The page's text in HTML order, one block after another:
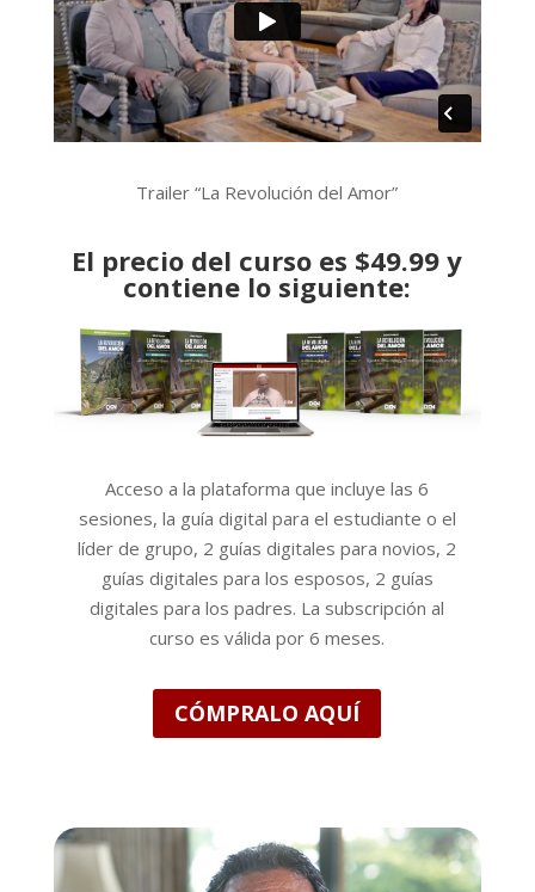
Trailer “La Revolución del Amor”
El precio del curso es $49.99 y
contiene lo siguiente:
Acceso a la plataforma que incluye las 6
sesiones, la guía digital para el estudiante o el
líder de grupo, 2 guías digitales para novios, 2
guías digitales para los esposos, 2 guías
digitales para los padres. La subscripción al
curso es válida por 6 meses.
CÓMPRALO AQUÍ